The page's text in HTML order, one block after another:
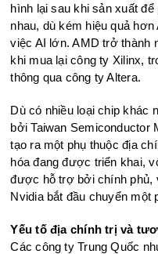
hình lại sau khi sản xuất
nhau, dù kém hiệu quả
việc AI lớn. AMD trở thành
khi mua lại công ty Xilinx,
thông qua công ty Altera.
Dù có nhiều loại chip khác
bởi Taiwan Semiconductor
tạo ra một phụ thuộc địa
hóa đang được triển khai,
được hỗ trợ bởi chính phủ,
Nvidia bắt đầu chuyển một
Yếu tố địa chính trị và
Các công ty Trung Quốc